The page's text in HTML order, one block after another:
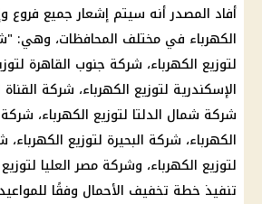
أفاد المصدر أنه سيتم إشعار جميع فروع
الكهرباء في مختلف المحافظات، وهي:
لتوزيع الكهرباء، شركة جنوب القاهرة
الإسكندرية لتوزيع الكهرباء، شركة القناة
شركة شمال الدلتا لتوزيع الكهرباء،
الكهرباء، شركة البحيرة لتوزيع
لتوزيع الكهرباء، وشركة مصر العليا
تنفيذ خطة تخفيف الأحمال وفقًا